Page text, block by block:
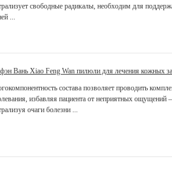
свободные радикалы, необходим для
...
Вань Xiao Feng Wan пилюли для лечения кожных
состава позволяет проводить
избавляя пациента от неприятных ощущений
очаги болезни ...